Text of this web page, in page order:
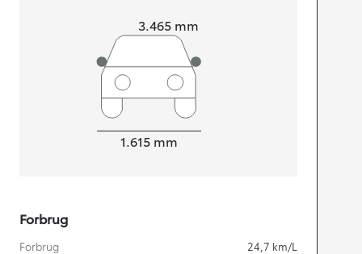
3.465 mm
1.615 mm
Forbrug
Forbrug 24,7 km/L